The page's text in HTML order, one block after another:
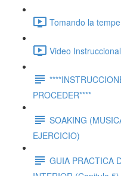
Tomando la
Video
PROCEDER****
SOAKING
EJERCICIO)
GUIA PRACTICA